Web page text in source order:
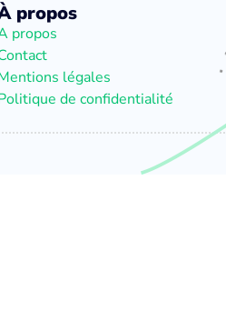
propos
propos
légales
de confidentialité